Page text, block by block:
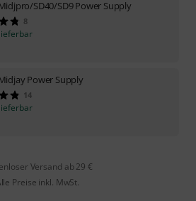
SD40/SD9 Power Supply
8
Power Supply
14
Versand ab 29 €
Preise inkl. MwSt.